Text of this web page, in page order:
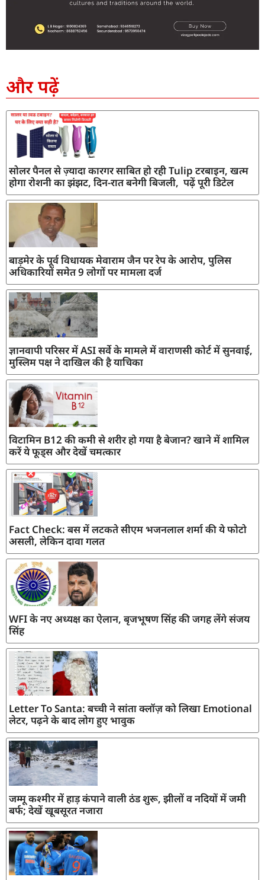
और पढ़ें
सोलर पैनल से ज़्यादा कारगर साबित हो रही Tulip टरबाइन, खत्म
होगा रोशनी का झंझट, दिन-रात बनेगी बिजली, पढ़ें पूरी डिटेल
बाड़मेर के पूर्व विधायक मेवाराम जैन पर रेप के आरोप, पुलिस
अधिकारियों समेत 9 लोगों पर मामला दर्ज
ज्ञानवापी परिसर में ASI सर्वे के मामले में वाराणसी कोर्ट में सुनवाई,
मुस्लिम पक्ष ने दाखिल की है याचिका
विटामिन B12 की कमी से शरीर हो गया है बेजान? खाने में शामिल
करें ये फूड्स और देखें चमत्कार
Fact Check: बस में लटकते सीएम भजनलाल शर्मा की ये फोटो
असली, लेकिन दावा गलत
WFI के नए अध्यक्ष का ऐलान, बृजभूषण सिंह की जगह लेंगे संजय
सिंह
Letter To Santa: बच्ची ने सांता क्लॉज़ को लिखा Emotional
लेटर, पढ़ने के बाद लोग हुए भावुक
जम्मू कश्मीर में हाड़ कंपाने वाली ठंड शुरू, झीलों व नदियों में जमी
बर्फ; देखें खूबसूरत नजारा